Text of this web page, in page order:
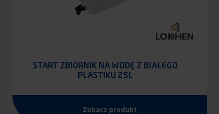
START ZBIORNIK NA WODĘ Z BIAŁEGO
PLASTIKU 25L
Zobacz produkt